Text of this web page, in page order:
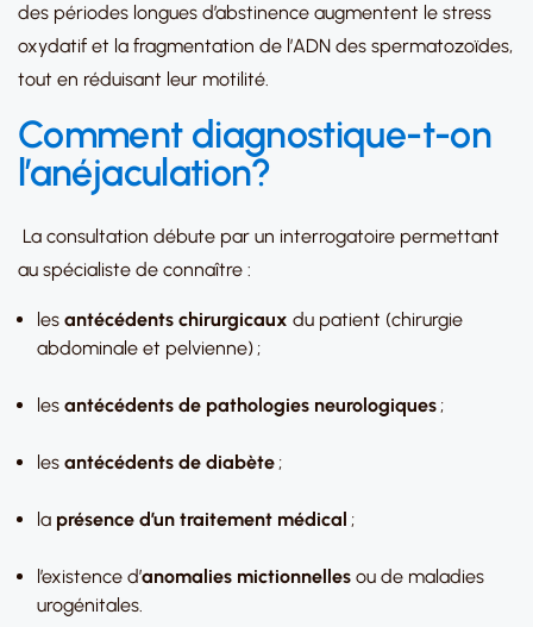
des périodes longues d’abstinence augmentent le stress
oxydatif et la fragmentation de l’ADN des spermatozoïdes,
tout en réduisant leur motilité.
Comment diagnostique-t-on
l’anéjaculation?
La consultation débute par un interrogatoire permettant
au spécialiste de connaître :
les antécédents chirurgicaux du patient (chirurgie
abdominale et pelvienne) ;
les antécédents de pathologies neurologiques;
les antécédents de diabète;
la présence d’un traitement médical ;
l’existence d’anomalies mictionnelles ou de maladies
urogénitales.